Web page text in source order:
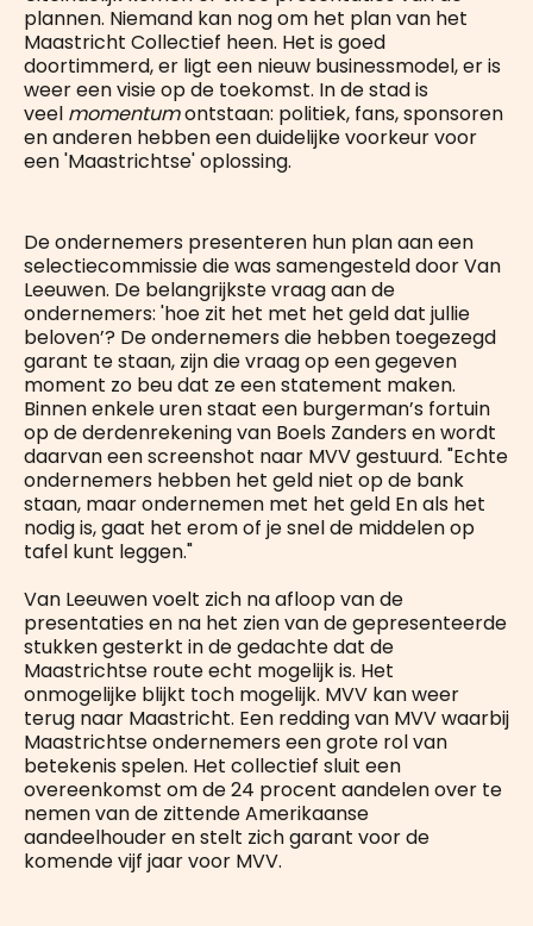
plannen. Niemand kan nog om het plan van het
Maastricht Collectief heen. Het is goed
doortimmerd, er ligt een nieuw businessmodel, er is
weer een visie op de toekomst. In de stad is
veel momentumontstaan: politiek, fans, sponsoren
en anderen hebben een duidelijke voorkeur voor
een 'Maastrichtse' oplossing.
De ondernemers presenteren hun plan aan een
selectiecommissie die was samengesteld door Van
Leeuwen. De belangrijkste vraag aan de
ondernemers: 'hoe zit het met het geld dat jullie
beloven’? De ondernemers die hebben toegezegd
garant te staan, zijn die vraag op een gegeven
moment zo beu dat ze een statement maken.
Binnen enkele uren staat een burgerman’s fortuin
op de derdenrekening van Boels Zanders en wordt
daarvan een screenshot naar MVV gestuurd. "Echte
ondernemers hebben het geld niet op de bank
staan, maar ondernemen met het geld En als het
nodig is, gaat het erom of je snel de middelen op
tafel kunt leggen."
Van Leeuwen voelt zich na afloop van de
presentaties en na het zien van de gepresenteerde
stukken gesterkt in de gedachte dat de
Maastrichtse route echt mogelijk is. Het
onmogelijke blijkt toch mogelijk. MVV kan weer
terug naar Maastricht. Een redding van MVV waarbij
Maastrichtse ondernemers een grote rol van
betekenis spelen. Het collectief sluit een
overeenkomst om de 24 procent aandelen over te
nemen van de zittende Amerikaanse
aandeelhouder en stelt zich garant voor de
komende vijf jaar voor MVV.